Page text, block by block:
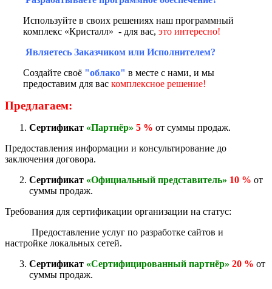
Используйте в своих решениях наш программный
комплекс «Кристалл» - для вас, это интересно!
Являетесь Заказчиком или Исполнителем?
Создайте своё "облако" в месте с нами, и мы
предоставим для вас комплексное решение!
Предлагаем:
Сертификат «Партнёр» 5 % от суммы продаж.
Предоставления информации и консультирование до
заключения договора.
Сертификат «Официальный представитель» 10 % от
суммы продаж.
Требования для сертификации организации на статус:
Предоставление услуг по разработке сайтов и
настройке локальных сетей.
Сертификат «Сертифицированный партнёр» 20 % от
суммы продаж.